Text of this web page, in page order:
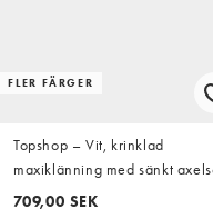
FLER FÄRGER
Topshop – Vit, krinklad
maxiklänning med sänkt
och blusmidja
709,00 SEK